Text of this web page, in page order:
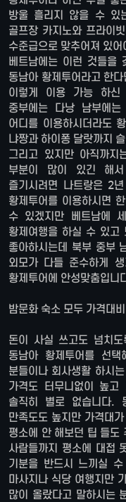
방울 흘리지 않을 수 있
골프장 카지노와 프라이
수준급으로 맞추어져 있
베트남에는 이런 것들을
동남아 황제투어라고 한
이렇게 이용 가능 하신
중부에는 다낭 남부에
어디를 이용하시더라도
냐짱과 하이퐁 달랏까지
그리고 있지만 아직까
부분이 많이 있긴 해
즐기시려면 나트랑은 2
황제투어를 이용하시면
수 있겠지만 베트남에
황제여행을 하실 수 있고
좋아하시는데 북부 중부
외모가 다들 준수하게
황제투어에 안성맞춤입니
밤문화 숙소 모두 가격대
돈이 사실 쓰고도 넘치
동남아 황제투어를 선
분들이나 회사생활 하시
가격도 터무니없이 높
솔직히 별로 없습니다.
만족도도 높지만 가격대
평소에 안 해보던 팁 들도
사람들까지 평소에 대접
기분을 반드시 느끼실
마사지나 식당 여행지만
많이 올랐다고 말하시는